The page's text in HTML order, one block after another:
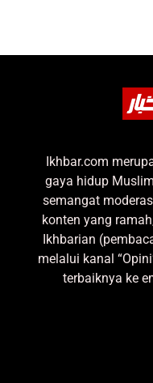
Ikhbar.com
gaya hidup
semangat
konten yang
Ikhbarian
melalui kanal
terbaiknya ke